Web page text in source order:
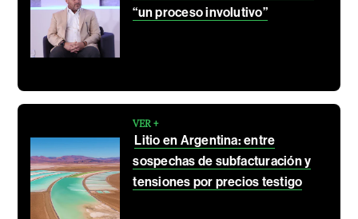
“un proceso involutivo”
VER +
Litio en Argentina: entre
sospechas de subfacturación y
tensiones por precios testigo